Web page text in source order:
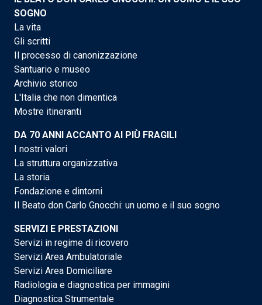
SOGNO
La vita
Gli scritti
Il processo di canonizzazione
Santuario e museo
Archivio storico
L'Italia che non dimentica
Mostre itineranti
DA 70 ANNI ACCANTO AI PIÙ FRAGILI
I nostri valori
La struttura organizzativa
La storia
Fondazione e dintorni
Il Beato don Carlo Gnocchi: un uomo e il suo sogno
SERVIZI E PRESTAZIONI
Servizi in regime di ricovero
Servizi Area Ambulatoriale
Servizi Area Domiciliare
Radiologia e diagnostica per immagini
Diagnostica Strumentale